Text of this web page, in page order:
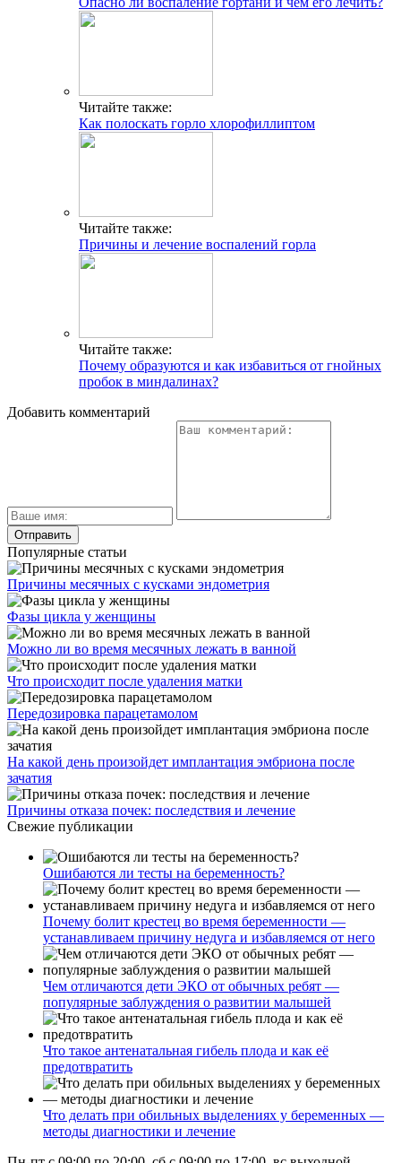
Читайте также:
Как полоскать горло хлорофиллиптом
Читайте также:
Причины и лечение воспалений горла
Читайте также:
Почему образуются и как избавиться от гнойных
пробок в миндалинах?
Добавить комментарий
Популярные статьи
Причины месячных с кусками эндометрия
Фазы цикла у женщины
Можно ли во время месячных лежать в ванной
Что происходит после удаления матки
Передозировка парацетамолом
На какой день произойдет имплантация эмбриона после
зачатия
Причины отказа почек: последствия и лечение
Свежие публикации
Ошибаются ли тесты на беременность?
Почему болит крестец во время беременности —
устанавливаем причину недуга и избавляемся от него
Чем отличаются дети ЭКО от обычных ребят —
популярные заблуждения о развитии малышей
Что такое антенатальная гибель плода и как её
предотвратить
Что делать при обильных выделениях у беременных —
методы диагностики и лечение